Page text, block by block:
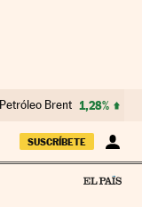
Petróleo Brent 1,28%
SUSCRÍBETE